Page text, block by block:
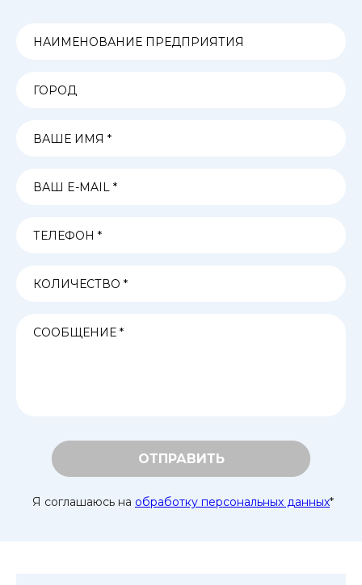
ОТПРАВИТЬ
Я соглашаюсь на обработку персональных данных*